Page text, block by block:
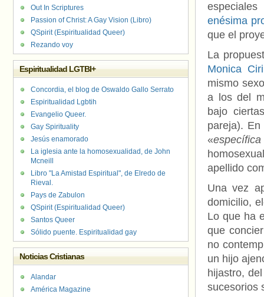
enésima
que el
La
Monica
mismo
a los del
bajo
pareja).
«
apellido
Una vez
domicilio,
Lo que ha
que
no
un hijo
hijastro,
sucesorios
Out In Scriptures
Passion of Christ: A Gay Vision (Libro)
QSpirit (Espiritualidad Queer)
Rezando voy
Espiritualidad LGTBI+
Concordia, el blog de Oswaldo Gallo Serrato
Espiritualidad Lgbtih
Evangelio Queer.
Gay Spirituality
Jesús enamorado
La iglesia ante la homosexualidad, de John
Mcneill
Libro "La Amistad Espiritual", de Elredo de
Rieval.
Pays de Zabulon
QSpirit (Espiritualidad Queer)
Santos Queer
Sólido puente. Espiritualidad gay
Noticias Cristianas
Alandar
América Magazine